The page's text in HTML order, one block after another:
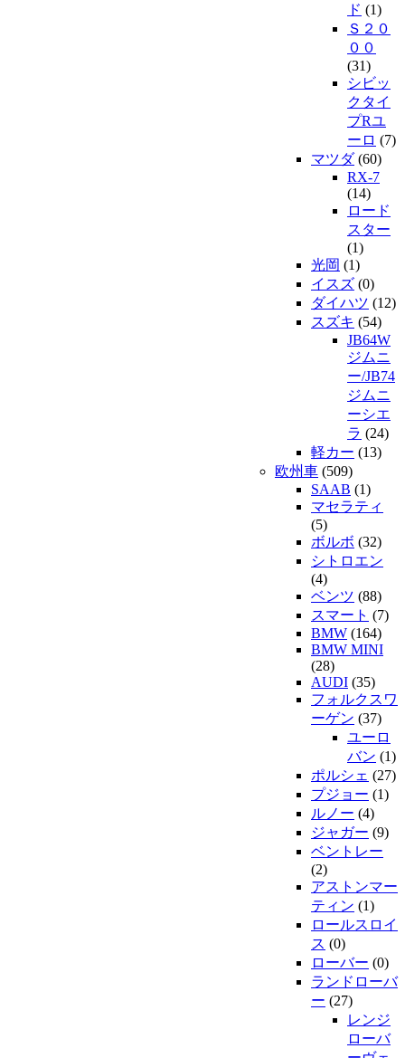
ド (1)
Ｓ２０
００
(31)
シビッ
クタイ
プRユ
ーロ (7)
マツダ(60)
RX-7
(14)
ロード
スター
(1)
光岡 (1)
イスズ (0)
ダイハツ (12)
スズキ (54)
JB64W
ジムニ
ー/JB74
ジムニ
ーシエ
ラ (24)
軽カー (13)
欧州車 (509)
SAAB (1)
マセラティ
(5)
ボルボ (32)
シトロエン
(4)
ベンツ (88)
スマート (7)
BMW (164)
BMW MINI
(28)
AUDI (35)
フォルクスワ
ーゲン (37)
ユーロ
バン (1)
ポルシェ (27)
プジョー (1)
ルノー (4)
ジャガー (9)
ベントレー
(2)
アストンマー
ティン (1)
ロールスロイ
ス (0)
ローバー (0)
ランドローバ
ー (27)
レンジ
ローバ